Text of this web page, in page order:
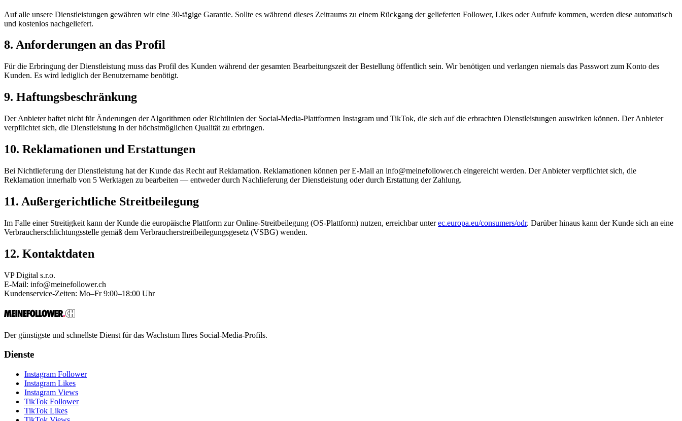
Auf alle unsere Dienstleistungen gewähren wir eine 30-tägige Garantie. Sollte es während dieses Zeitraums zu einem Rückgang der gelieferten Follower, Likes oder Aufrufe kommen, werden diese automatisch
und kostenlos nachgeliefert.
8. Anforderungen an das Profil
Für die Erbringung der Dienstleistung muss das Profil des Kunden während der gesamten Bearbeitungszeit der Bestellung öffentlich sein. Wir benötigen und verlangen niemals das Passwort zum Konto des
Kunden. Es wird lediglich der Benutzername benötigt.
9. Haftungsbeschränkung
Der Anbieter haftet nicht für Änderungen der Algorithmen oder Richtlinien der Social-Media-Plattformen Instagram und TikTok, die sich auf die erbrachten Dienstleistungen auswirken können. Der Anbieter
verpflichtet sich, die Dienstleistung in der höchstmöglichen Qualität zu erbringen.
10. Reklamationen und Erstattungen
Bei Nichtlieferung der Dienstleistung hat der Kunde das Recht auf Reklamation. Reklamationen können per E-Mail an info@meinefollower.ch eingereicht werden. Der Anbieter verpflichtet sich, die
Reklamation innerhalb von 5 Werktagen zu bearbeiten — entweder durch Nachlieferung der Dienstleistung oder durch Erstattung der Zahlung.
11. Außergerichtliche Streitbeilegung
Im Falle einer Streitigkeit kann der Kunde die europäische Plattform zur Online-Streitbeilegung (OS-Plattform) nutzen, erreichbar unter ec.europa.eu/consumers/odr. Darüber hinaus kann der Kunde sich an eine
Verbraucherschlichtungsstelle gemäß dem Verbraucherstreitbeilegungsgesetz (VSBG) wenden.
12. Kontaktdaten
VP Digital s.r.o.
E-Mail: info@meinefollower.ch
Kundenservice-Zeiten: Mo–Fr 9:00–18:00 Uhr
Der günstigste und schnellste Dienst für das Wachstum Ihres Social-Media-Profils.
Dienste
Instagram Follower
Instagram Likes
Instagram Views
TikTok Follower
TikTok Likes